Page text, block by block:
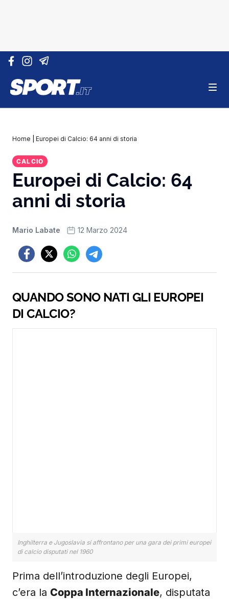
Vai al contenuto
Home Europei di Calcio: 64 anni di storia
CALCIO
Europei di Calcio: 64
anni di storia
Mario Labate 12 Marzo 2024
QUANDO SONO NATI GLI EUROPEI
DI CALCIO?
Inghilterra e Jugoslavia si affrontano per una gara dei primi europei
di calcio disputati nel 1960
Prima dell’introduzione degli Europei,
c’era la Coppa Internazionale, disputata